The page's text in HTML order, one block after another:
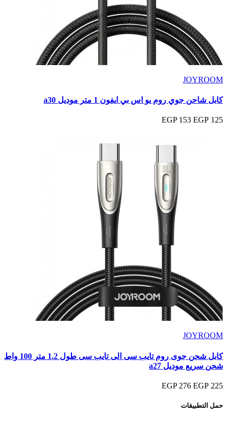
JOYROOM
كابل شاحن جوي روم يو اس بي ايفون 1 متر موديل a30
125 EGP
153 EGP
JOYROOM
كابل شحن جوى روم تايب سى الى تايب سى طول 1.2 متر 100 واط
شحن سريع موديل a27
225 EGP
276 EGP
حمل التطبيقات